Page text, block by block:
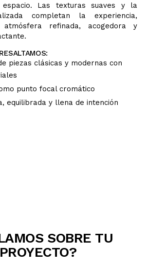
ESPAÑOL
espacio. Las texturas suaves y la
completan la experiencia,
atmósfera refinada, acogedora y
piezas clásicas y modernas con
punto focal cromático
equilibrada y llena de intención
SOBRE TU
PROYECTO?